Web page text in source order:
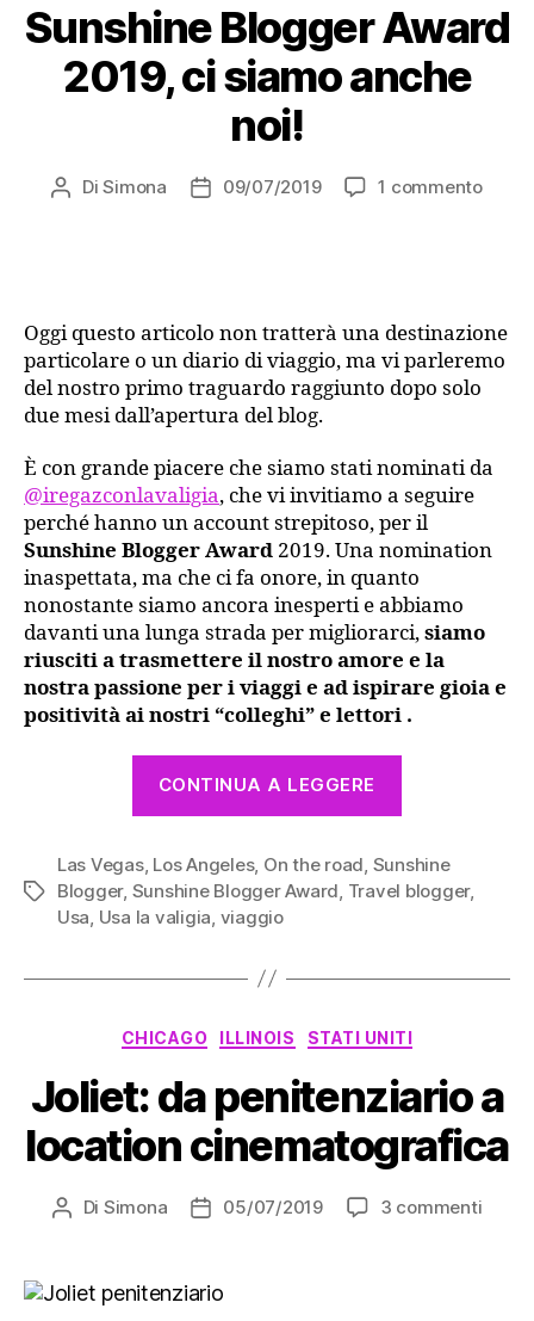
Sunshine Blogger Award
2019, ci siamo anche
noi!
Autore
DiSimona
Data09/07/2019 1 commentosu
siamo
anche
Oggi questo articolo non tratterà una destinazione
particolare o un diario di viaggio, ma vi parleremo
del nostro primo traguardo raggiunto dopo solo
due mesi dall’apertura del blog.
È con grande piacere che siamo stati nominati da
@iregazconlavaligia, che vi invitiamo a seguire
perché hanno un account strepitoso, per il
Sunshine Blogger Award 2019. Una nomination
inaspettata, ma che ci fa onore, in quanto
nonostante siamo ancora inesperti e abbiamo
davanti una lunga strada per migliorarci,siamo
riusciti a trasmettere il nostro amore e la
nostra passione per i viaggi e ad ispirare gioia e
positività ai nostri “colleghi” e lettori .
CONTINUA A LEGGERE
2019,
ci
Tag
Las Vegas, Los Angeles, On the road Sunshine
Blogger, Sunshine Blogger Award Travel blogger,
Usa Usa la valigia viaggio
Categorie
CHICAGO ILLINOIS STATI UNITI
Joliet: da penitenziario a
location cinematografica
Autore
Di Simona
Data05/07/2019 3 commentisu